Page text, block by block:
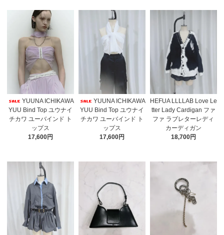
YUUNA ICHIKAWA
YUU Bind Top ユウナイ
チカワ ユーバインド ト
ップス
17,600円
YUUNA ICHIKAWA
YUU Bind Top ユウナイ
チカワ ユーバインド ト
ップス
17,600円
HEFUA LLLLAB Love Le
tter Lady Cardigan ファ
ファ ラブレターレディ
カーディガン
18,700円